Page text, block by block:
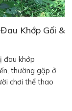
Khớp Gối &
đau khớp
thường gặp ở
chơi thể thao
Bên cạnh các
[…]